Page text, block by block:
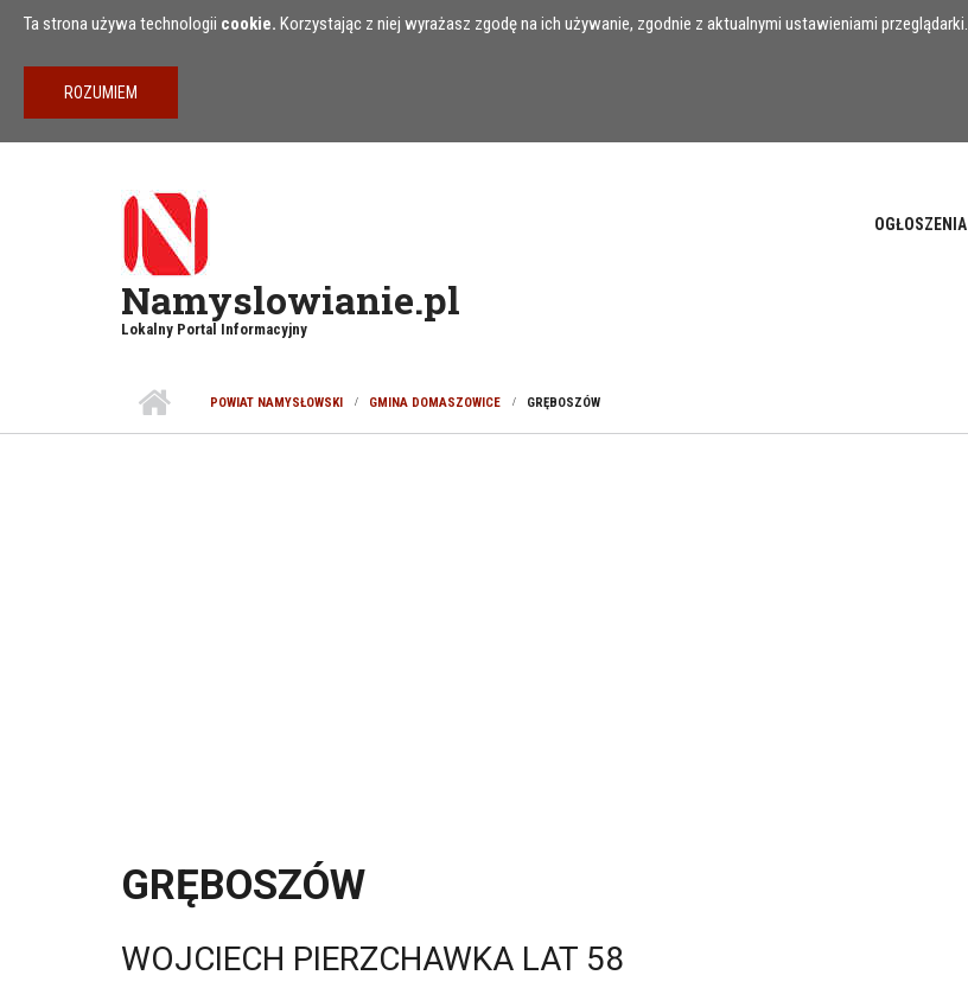
Przejdź do treści
Ta strona używa technologii cookie. Korzystając z niej wyrażasz zgodę na ich używanie, zgodnie z aktualnymi ustawieniami przeglądarki.
Namyslowianie.pl
Lokalny Portal Informacyjny
OGŁOSZENIA
POWIAT NAMYSŁOWSKI GMINA DOMASZOWICE GRĘBOSZÓW
GRĘBOSZÓW
WOJCIECH PIERZCHAWKA LAT 58